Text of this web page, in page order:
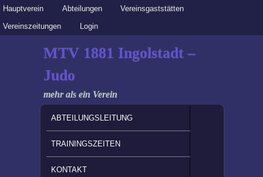
Secondary menu
Skip to primary content
Skip to secondary content
Hauptverein Abteilungen
Vereinsgaststätten
Vereinszeitungen
Login
MTV 1881 Ingolstadt –
Judo
mehr als ein Verein
SKIP TO PRIMARY CONTENT
SKIP TO SECONDARY CONTENT
ABTEILUNGSLEITUNG
TRAININGSZEITEN
KONTAKT